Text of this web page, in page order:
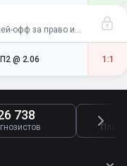
Футбол / Германия. Бундеслига. Плей-офф за право играть в Бундеслиге. Ответный матч
П2 @ 2.06 1:1
738